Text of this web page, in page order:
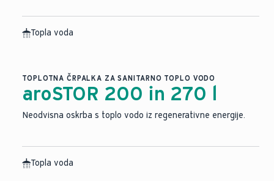
Topla voda
TOPLOTNA ČRPALKA ZA SANITARNO TOPLO VODO
aroSTOR 200 in 270 l
Neodvisna oskrba s toplo vodo iz regenerativne energije.
Topla voda